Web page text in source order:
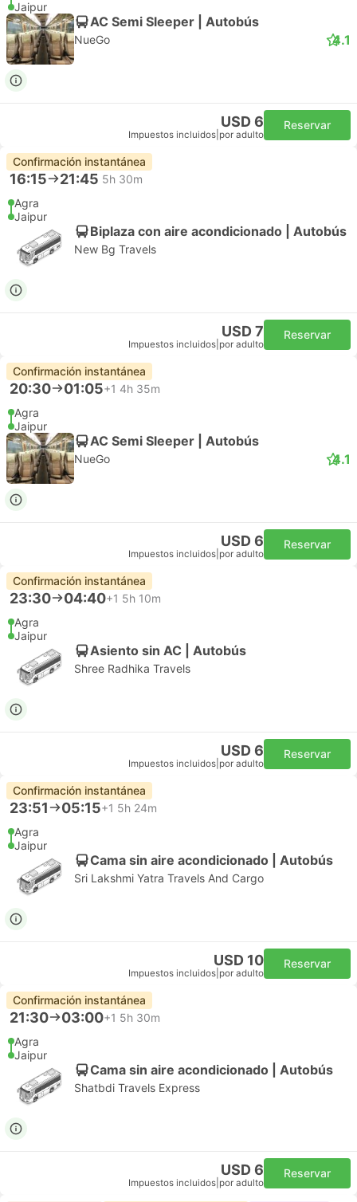
Jaipur
AC Semi Sleeper | Autobús
NueGo 4.1
USD 6
Impuestos incluidos por adulto
Reservar
Confirmación instantánea
16:15 21:45 5h 30m
Agra
Jaipur
Biplaza con aire acondicionado | Autobús
New Bg Travels
USD 7
Impuestos incluidos por adulto
Reservar
Confirmación instantánea
20:30 01:05+1 4h 35m
Agra
Jaipur
AC Semi Sleeper | Autobús
NueGo 4.1
USD 6
Impuestos incluidos por adulto
Reservar
Confirmación instantánea
23:30 04:40+1 5h 10m
Agra
Jaipur
Asiento sin AC | Autobús
Shree Radhika Travels
USD 6
Impuestos incluidos por adulto
Reservar
Confirmación instantánea
23:51 05:15+1 5h 24m
Agra
Jaipur
Cama sin aire acondicionado | Autobús
Sri Lakshmi Yatra Travels And Cargo
USD 10
Impuestos incluidos por adulto
Reservar
Confirmación instantánea
21:30 03:00+1 5h 30m
Agra
Jaipur
Cama sin aire acondicionado | Autobús
Shatbdi Travels Express
USD 6
Impuestos incluidos por adulto
Reservar